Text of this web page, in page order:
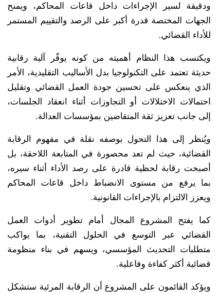
ودقيقة لسير الإجراءات داخل قاعات المحاكم، ويمنح
الجهات المختصة قدرة أكبر على الرصد والتقييم المستمر
للأداء القضائي.
ويكتسب هذا النظام أهميته من كونه يوفّر آلية رقابية
حديثة تعتمد على التكنولوجيا بدل الأساليب التقليدية، الأمر
الذي ينعكس على تحسين جودة العمل القضائي وتقليل
احتمالات الاختلالات أو التجاوزات أثناء انعقاد الجلسات،
إلى جانب تعزيز ثقة المتقاضين بمؤسسات العدالة.
ويُنظر إلى هذا التحول بوصفه نقلة في مفهوم الرقابة
القضائية، حيث لم تعد محصورة في المتابعة اللاحقة، بل
أصبحت رقابة لحظية قادرة على رصد الأداء أثناء سيره،
بما يرفع من مستوى الانضباط داخل قاعات المحاكم
ويعزز الالتزام بالإجراءات القانونية.
كما يفتح المشروع المجال أمام تطوير أدوات العمل
القضائي عبر التوسع في الحلول التقنية، بما يواكب
متطلبات التحديث المؤسسي، ويسهم في بناء منظومة
قضائية أكثر كفاءة وفاعلية.
ويؤكد القائمون على المشروع أن الرقابة المرئية ستشكل